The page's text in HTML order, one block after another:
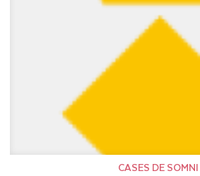
CASES DE SOMNI